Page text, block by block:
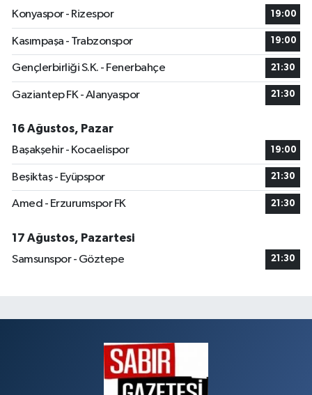
Konyaspor - Rizespor
19:00
Kasımpaşa - Trabzonspor 19:00
Gençlerbirliği S.K. - Fenerbahçe 21:30
Gaziantep FK - Alanyaspor 21:30
16 Ağustos, Pazar
Başakşehir - Kocaelispor
19:00
Beşiktaş - Eyüpspor 21:30
Amed - Erzurumspor FK 21:30
17 Ağustos, Pazartesi
Samsunspor - Göztepe
21:30